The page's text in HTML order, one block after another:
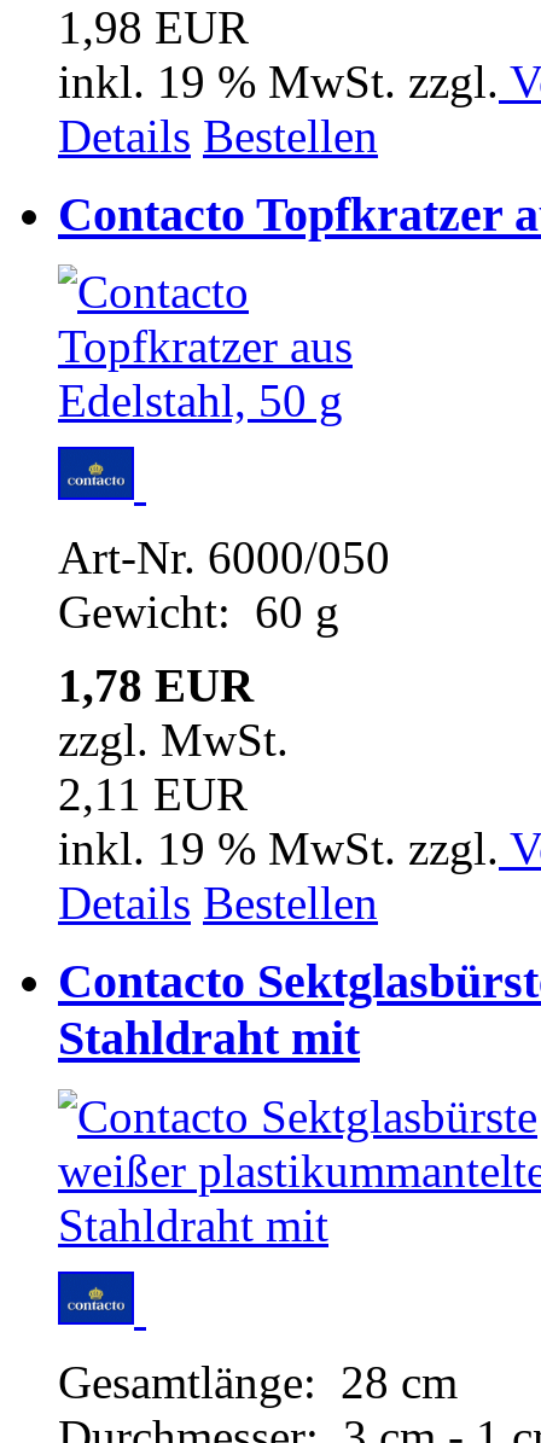
1,98 EUR
inkl. 19 % MwSt. zzgl.
Details Bestellen
Contacto Topfkratzer
Art-Nr. 6000/050
Gewicht: 60 g
1,78 EUR
zzgl. MwSt.
2,11 EUR
inkl. 19 % MwSt. zzgl.
Details Bestellen
Contacto
Stahldraht mit
Gesamtlänge: 28 cm